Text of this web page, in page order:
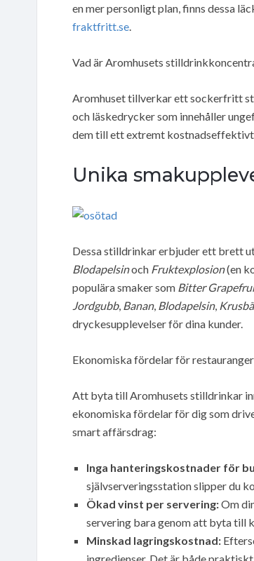
en mer personligt plan, finns dessa
fraktfritt.se.
Vad är Aromhusets
Aromhuset tillverkar ett sockerfritt
och läskedrycker som innehåller
dem till ett extremt
Unika
Dessa stilldrinkar erbjuder ett brett
Blodapelsinoch Fruktexplosion(en
populära smaker som Bitter
Jordgubb, Banan, Blodapelsin,
dryckesupplevelser för dina kunder.
Ekonomiska fördelar för restauranger
Att byta till Aromhusets stilldrinkar
ekonomiska fördelar för dig som
smart affärsdrag:
Inga hanteringskostnader för
självserveringsstation slipper du
Ökad vinst per servering:Om
servering bara genom att byta till
Minskad lagringskostnad: